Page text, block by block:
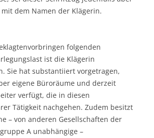
dem Namen der Klägerin.
folgenden
ist die Klägerin
Sie hat substantiiert vorgetragen,
eigene Büroräume und derzeit
verfügt, die in diesen
Tätigkeit nachgehen. Zudem besitzt
– von anderen Gesellschaften der
A unabhängige –